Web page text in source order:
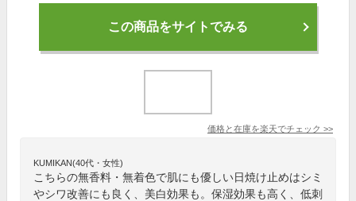
この商品をサイトでみる
価格と在庫を楽天でチェック >>
KUMIKAN(40代・女性)
こちらの無香料・無着色で肌にも優しい日焼け止めはシミ
やシワ改善にも良く、美白効果も。保湿効果も高く、低刺